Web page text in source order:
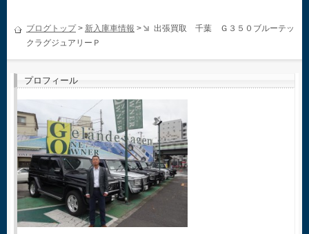
ブログトップ> 新入庫車情報 >
出張買取 千葉 Ｇ３５０ブルーテッ
クラグジュアリーＰ
プロフィール